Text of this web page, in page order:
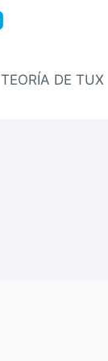
TEORÍA DE TUX